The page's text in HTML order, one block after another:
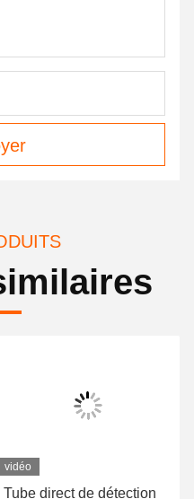
vidéo
Tube direct de détection